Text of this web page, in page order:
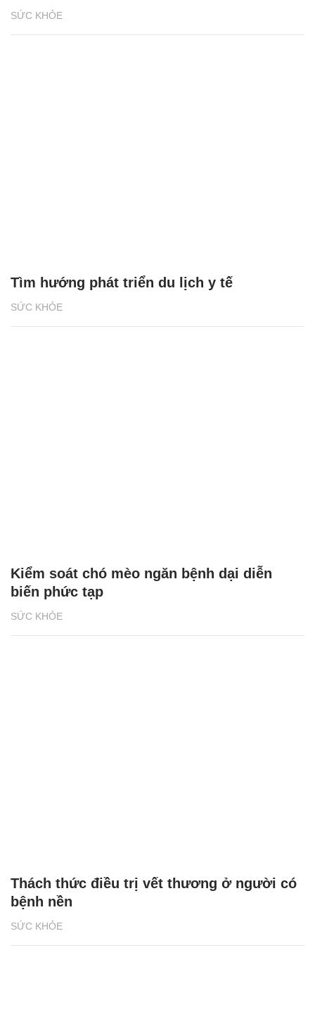
SỨC KHỎE
SỨC KHỎE
Tìm hướng phát triển du lịch y tế
SỨC KHỎE
Kiểm soát chó mèo ngăn bệnh dại diễn
biến phức tạp
SỨC KHỎE
Thách thức điều trị vết thương ở người có
bệnh nền